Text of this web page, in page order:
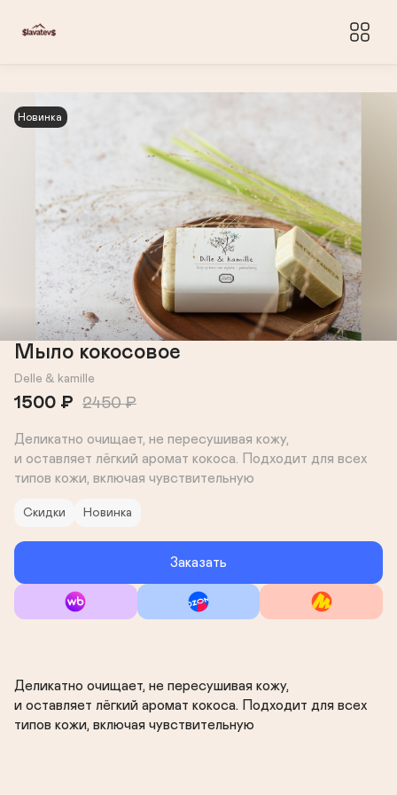
Новинка
Мыло кокосовое
Delle & kamille
1500 ₽ 2450₽
Деликатно очищает, не пересушивая кожу,
и оставляет лёгкий аромат кокоса. Подходит для всех
типов кожи, включая чувствительную
Скидки Новинка
Заказать
Деликатно очищает, не пересушивая кожу,
и оставляет лёгкий аромат кокоса. Подходит для всех
типов кожи, включая чувствительную